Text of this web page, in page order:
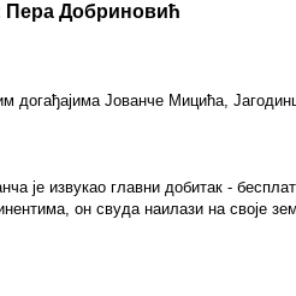
Пера Добриновић
догађајима Јованче Мицића,
је извукао главни добитак -
он свуда наилази на своје